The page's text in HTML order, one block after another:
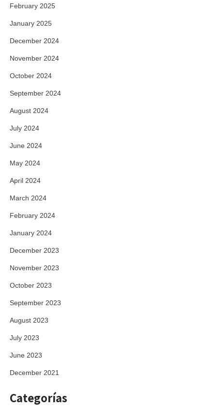
February 2025
January 2025
December 2024
November 2024
October 2024
September 2024
August 2024
July 2024
June 2024
May 2024
April 2024
March 2024
February 2024
January 2024
December 2023
November 2023
October 2023
September 2023
August 2023
July 2023
June 2023
December 2021
Categorías